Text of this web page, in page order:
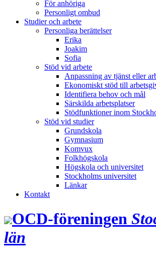
För anhöriga
Personligt ombud
Studier och arbete
Personliga berättelser
Erika
Joakim
Sofia
Stöd vid arbete
Anpassning av tjänst eller
Ekonomiskt stöd till
Identifiera behov och mål
Särskilda arbetsplatser
Stödfunktioner inom
Stöd vid studier
Grundskola
Gymnasium
Komvux
Folkhögskola
Högskola och universitet
Stockholms universitet
Länkar
Kontakt
OCD‑föreningen
län